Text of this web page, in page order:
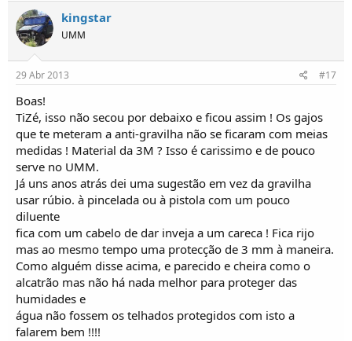
kingstar
UMM
29 Abr 2013 #17
Boas!
TiZé, isso não secou por debaixo e ficou assim ! Os gajos
que te meteram a anti-gravilha não se ficaram com meias
medidas ! Material da 3M ? Isso é carissimo e de pouco
serve no UMM.
Já uns anos atrás dei uma sugestão em vez da gravilha
usar rúbio. à pincelada ou à pistola com um pouco
diluente
fica com um cabelo de dar inveja a um careca ! Fica rijo
mas ao mesmo tempo uma protecção de 3 mm à maneira.
Como alguém disse acima, e parecido e cheira como o
alcatrão mas não há nada melhor para proteger das
humidades e
água não fossem os telhados protegidos com isto a
falarem bem !!!!